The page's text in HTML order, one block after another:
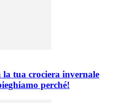
la tua crociera invernale
perché!